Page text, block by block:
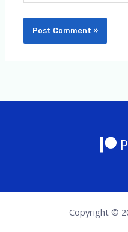
Copyright ©